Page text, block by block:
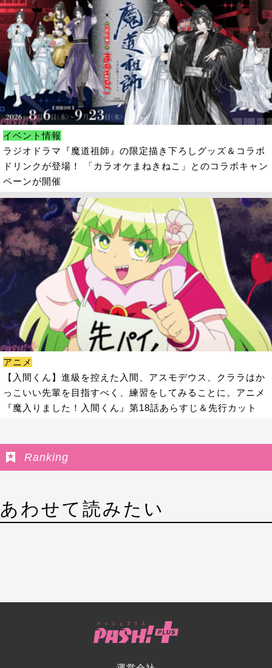
イベント情報
ラジオドラマ『魔道祖師』の限定描き下ろしグッズ＆コラボ
ドリンクが登場！ 「カラオケまねきねこ」とのコラボキャン
ペーンが開催
アニメ
【入間くん】進級を控えた入間、アスモデウス、クララはか
っこいい先輩を目指すべく、練習をしてみることに。アニメ
『魔入りました！入間くん』第18話あらすじ＆先行カット
Ranking
あわせて読みたい